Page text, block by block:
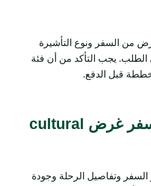
من السفر ونوع التأشيرة
الطلب. يجب التأكد من أن فئة
قبل الدفع.
كيفية مراجعة بنين سفر غرض cultural
السفر وتفاصيل الرحلة وجودة